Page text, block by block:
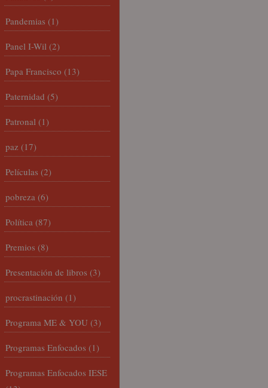
Pandemias (1)
Panel I-Wil (2)
Papa Francisco (13)
Paternidad (5)
Patronal (1)
paz (17)
Películas (2)
pobreza (6)
Política (87)
Premios (8)
Presentación de libros (3)
procrastinación (1)
Programa ME & YOU (3)
Programas Enfocados (1)
Programas Enfocados IESE